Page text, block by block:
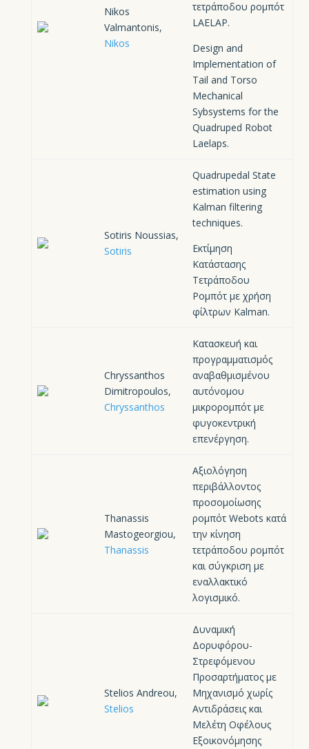
Nikos
Valmantonis,
Nikos
τετράποδου ρομπότ
LAELAP.
Design and
Implementation of
Tail and Torso
Mechanical
Sybsystems for the
Quadruped Robot
Laelaps.
Sotiris Noussias,
Sotiris
Quadrupedal State
estimation using
Kalman filtering
techniques.
Εκτίμηση
Κατάστασης
Τετράποδου
Ρομπότ με χρήση
φίλτρων Kalman.
Chryssanthos
Dimitropoulos,
Chryssanthos
Κατασκευή και
προγραμματισμός
αναβαθμισμένου
αυτόνομου
μικρορομπότ με
φυγοκεντρική
επενέργηση.
Thanassis
Mastogeorgiou,
Thanassis
Αξιολόγηση
περιβάλλοντος
προσομοίωσης
ρομπότ Webots κατά
την κίνηση
τετράποδου ρομπότ
και σύγκριση με
εναλλακτικό
λογισμικό.
Stelios Andreou,
Stelios
Δυναμική
Δορυφόρου-
Στρεφόμενου
Προσαρτήματος με
Μηχανισμό χωρίς
Αντιδράσεις και
Μελέτη Οφέλους
Εξοικονόμησης